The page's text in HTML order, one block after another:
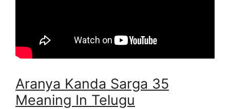
Aranya Kanda Sarga 35
Meaning In Telugu